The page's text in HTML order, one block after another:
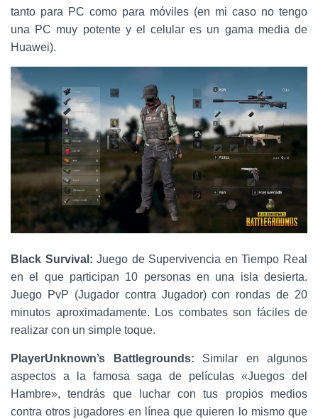
C
tanto para PC como para móviles (en mi caso no tengo
una PC muy potente y el celular es un gama media de
Huawei).
Black Survival: Juego de Supervivencia en Tiempo Real
en el que participan 10 personas en una isla desierta.
Juego PvP (Jugador contra Jugador) con rondas de 20
minutos aproximadamente. Los combates son fáciles de
realizar con un simple toque.
PlayerUnknown’s Battlegrounds: Similar en algunos
aspectos a la famosa saga de películas «Juegos del
Hambre», tendrás que luchar con tus propios medios
contra otros jugadores en línea que quieren lo mismo que